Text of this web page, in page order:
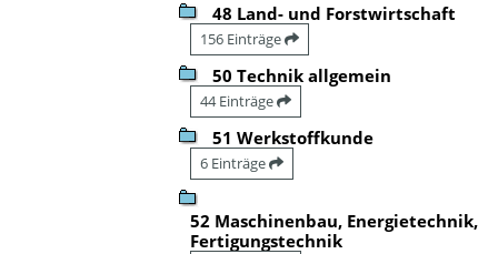
48 Land- und Forstwirtschaft
156 Einträge
50 Technik allgemein
44 Einträge
51 Werkstoffkunde
6 Einträge
52 Maschinenbau, Energietechnik,
Fertigungstechnik